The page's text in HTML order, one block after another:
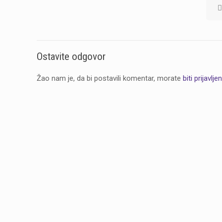
Ostavite odgovor
Žao nam je, da bi postavili komentar, morate biti